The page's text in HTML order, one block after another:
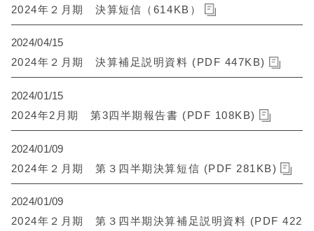
2024年２月期 決算短信（614KB）
2024/04/15
2024年２月期 決算補足説明資料 (PDF 447KB)
2024/01/15
2024年2月期 第3四半期報告書 (PDF 108KB)
2024/01/09
2024年２月期 第３四半期決算短信 (PDF 281KB)
2024/01/09
2024年２月期 第３四半期決算補足説明資料 (PDF 422